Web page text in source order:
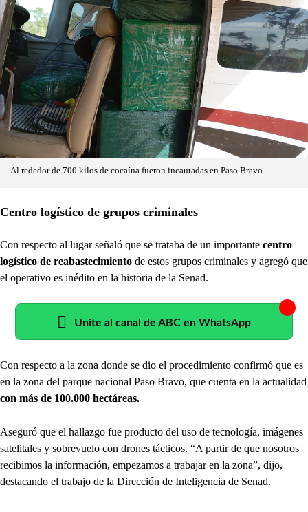
Al rededor de 700 kilos de cocaína fueron incautadas en Paso Bravo.
Centro logístico de grupos criminales
Con respecto al lugar señaló que se trataba de un importante centro
logístico de reabastecimiento de estos grupos criminales y agregó que
el operativo es inédito en la historia de la Senad.
Unite al canal de ABC en WhatsApp
Con respecto a la zona donde se dio el procedimiento confirmó que es
en la zona del parque nacional Paso Bravo, que cuenta en la actualidad
con más de 100.000 hectáreas.
Aseguró que el hallazgo fue producto del uso de tecnología, imágenes
satelitales y sobrevuelo con drones tácticos. “A partir de que nosotros
recibimos la información, empezamos a trabajar en la zona”, dijo,
destacando el trabajo de la Dirección de Inteligencia de Senad.